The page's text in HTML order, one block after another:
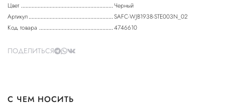
Цвет
Черный
Артикул
SAFC-WJB1938-STE003N_02
Код товара
4746610
ПОДЕЛИТЬСЯ
С ЧЕМ НОСИТЬ